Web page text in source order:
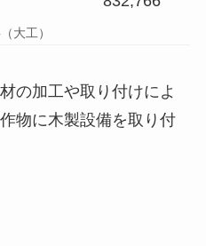
大工）
の加工や取り付けによ
物に木製設備を取り付